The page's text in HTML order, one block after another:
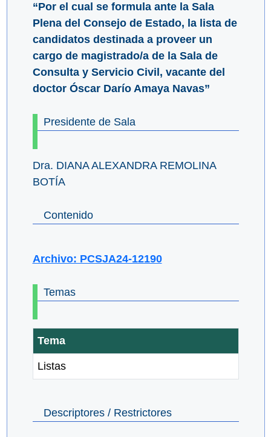
“Por el cual se formula ante la Sala
Plena del Consejo de Estado, la lista de
candidatos destinada a proveer un
cargo de magistrado/a de la Sala de
Consulta y Servicio Civil, vacante del
doctor Óscar Darío Amaya Navas”
Presidente de Sala
Dra. DIANA ALEXANDRA REMOLINA
BOTÍA
Contenido
Archivo: PCSJA24-12190
Temas
Tema
Listas
Descriptores / Restrictores